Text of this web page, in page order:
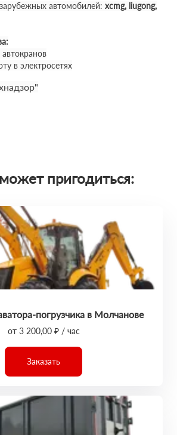
автомобилей: xcmg, liugong,
в электросетях
пригодиться:
погрузчика в Молчанове
от 3 200,00 ₽ / час
Заказать